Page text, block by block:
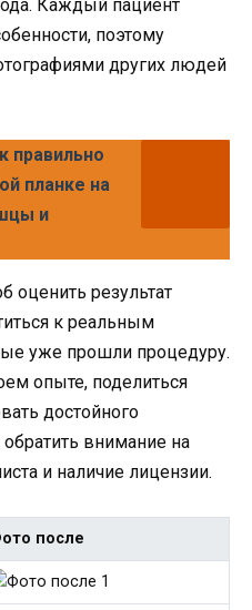
Каждый пациент
поэтому
других людей
правильно
планке на
и
оценить результат
к реальным
уже прошли процедуру.
опыте, поделиться
достойного
внимание на
и наличие лицензии.
после